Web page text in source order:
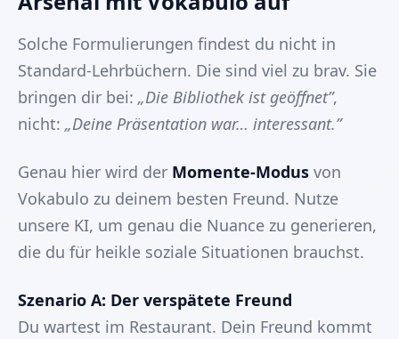
Solche Formulierungen findest du nicht in
Standard-Lehrbüchern. Die sind viel zu brav. Sie
bringen dir bei: „Die Bibliothek ist geöffnet”,
nicht: „Deine Präsentation war… interessant.”
Genau hier wird der Momente-Modus von
Vokabulo zu deinem besten Freund. Nutze
unsere KI, um genau die Nuance zu generieren,
die du für heikle soziale Situationen brauchst.
Szenario A: Der verspätete Freund
Du wartest im Restaurant. Dein Freund kommt